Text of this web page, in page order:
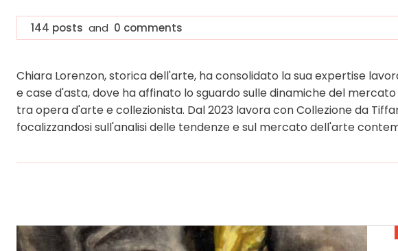
144 posts and 0 comments
Chiara Lorenzon, storica dell'arte, ha consolidato la sua expertise
e case d'asta, dove ha affinato lo sguardo sulle dinamiche del
tra opera d'arte e collezionista. Dal 2023 lavora con Collezione da
focalizzandosi sull'analisi delle tendenze e sul mercato dell'arte